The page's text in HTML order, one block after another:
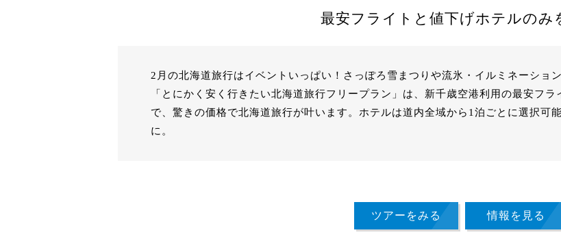
最安フライトと値下げホテルのみ
2月の北海道旅行はイベントいっぱい！さっぽろ雪まつりや流氷・イルミネーショ
「とにかく安く行きたい北海道旅行フリープラン」は、新千歳空港利用の最安フ
で、驚きの価格で北海道旅行が叶います。ホテルは道内全域から1泊ごとに選択可
に。
ツアーをみる 情報を見る